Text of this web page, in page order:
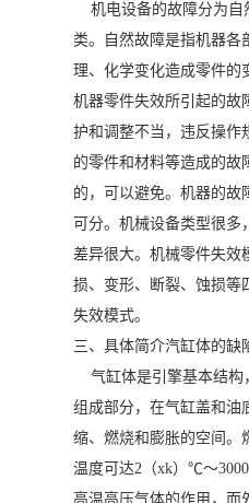
机电设备的故障分为自
类。自然故障是指机器各
理、化学变化造成零件的
机器零件失效所引起的故
护和调整不当，违反操作
的零件和材料等造成的故
的，可以避免。机器的故
可分。机械设备类型很多
差异很大。机械零件失效
损、变形、断裂、蚀损等
失效模式。
三、具体简介汽缸体的缺
气缸体是引擎基本结构
组成部分，在气缸盖和油
缩、燃烧和膨胀的空间。
温度可达2（xk）℃～
高温高压气体的作用，而